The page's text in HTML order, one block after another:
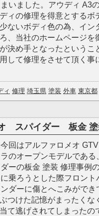
まいました。アウディ A3
ィの修理を得意とするボ
ないボディ色の為、イン
、当社のホームページを
決め手となったというこ
して修理をさせて頂く事
ィ 修理 埼玉県 塗装 外車 東京都
オ スパイダー 板金
今回はアルファロメオ
ラのオープンモデルであ
ダーの板金 塗装 修理事例
に乗ろうとした際フロン
ンダーに傷とへこみがで
つけた記憶がまったくな
て逃げされてしまったの